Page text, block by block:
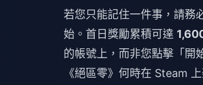
若您只能記住一件事，請務
始。首日獎勵累積可達
的帳號上，而非您點擊「開
《絕區零》何時在 Steam